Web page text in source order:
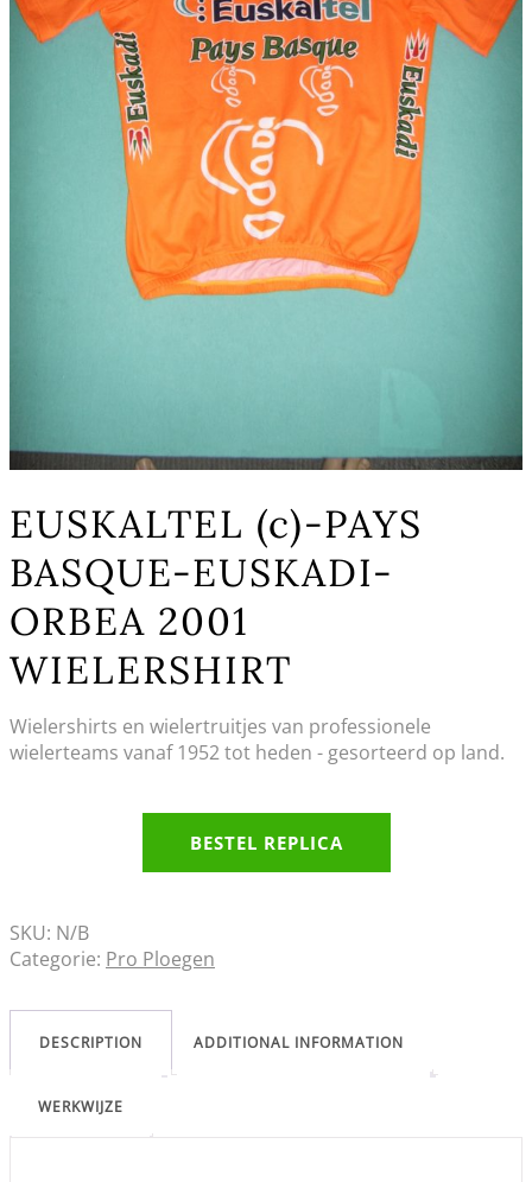
EUSKALTEL (c)-PAYS
BASQUE-EUSKADI-
ORBEA 2001
WIELERSHIRT
Wielershirts en wielertruitjes van professionele
wielerteams vanaf 1952 tot heden - gesorteerd op land.
BESTEL REPLICA
SKU: N/B
Categorie: Pro Ploegen
DESCRIPTION ADDITIONAL INFORMATION
WERKWIJZE